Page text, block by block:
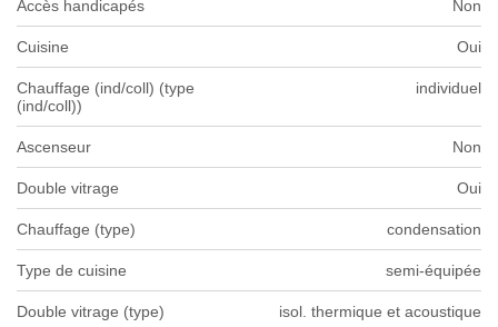
Accès handicapés Non
Cuisine Oui
Chauffage (ind/coll) (type
(ind/coll))
individuel
Ascenseur Non
Double vitrage Oui
Chauffage (type) condensation
Type de cuisine semi-équipée
Double vitrage (type) isol. thermique et acoustique